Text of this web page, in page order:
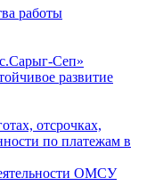
работы
Сеп»
развитие
отсрочках,
по платежам в
ОМСУ